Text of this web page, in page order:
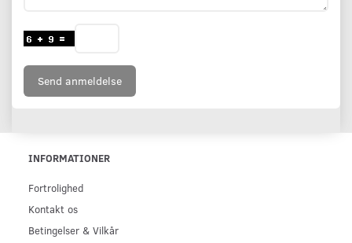
Send anmeldelse
INFORMATIONER
Fortrolighed
Kontakt os
Betingelser & Vilkår